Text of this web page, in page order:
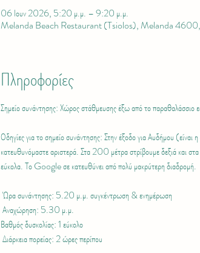
06 Ιουν 2026, 5:20 μ.μ. – 9:20 μ.μ.
Melanda Beach Restaurant (Tsiolos), Melanda
Πληροφορίες
Σημείο συνάντησης: Χώρος στάθμευσης έξω από το παραθαλάσσιο
Οδηγίες για το σημείο συνάντησης: Στην έξοδο για Αυδήμου
κατευθυνόμαστε αριστερά. Στα 200 μέτρα στρίβουμε δεξιά και
εύκολα. Το Google σε κατευθύνει από πολύ μακρύτερη διαδρομή.
Ώρα συνάντησης: 5.20 μ.μ. συγκέντρωση & ενημέρωση
Αναχώρηση: 5.30 μ.μ.
Βαθμός δυσκολίας: 1 εύκολο
Διάρκεια πορείας: 2 ώρες περίπου